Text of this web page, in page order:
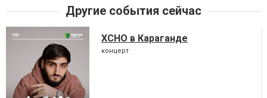
Другие события сейчас
XCHO в Караганде
концерт